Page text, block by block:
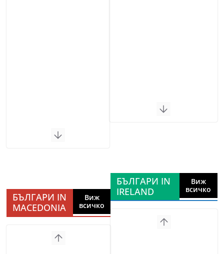
БЪЛГАРИ IN
MACEDONIA
Виж
всичко
БЪЛГАРИ IN
IRELAND
Виж
всичко